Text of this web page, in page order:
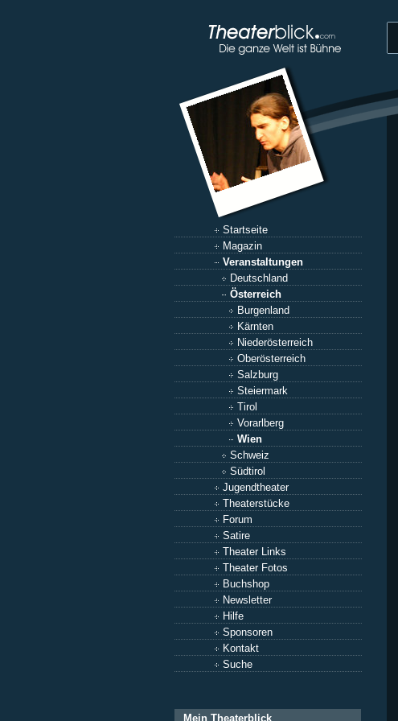
Startseite
Magazin
Veranstaltungen
Deutschland
Österreich
Burgenland
Kärnten
Niederösterreich
Oberösterreich
Salzburg
Steiermark
Tirol
Vorarlberg
Wien
Schweiz
Südtirol
Jugendtheater
Theaterstücke
Forum
Satire
Theater Links
Theater Fotos
Buchshop
Newsletter
Hilfe
Sponsoren
Kontakt
Suche
Mein Theaterblick